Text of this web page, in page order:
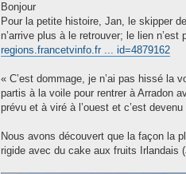
Bonjour
Pour la petite histoire, Jan, le skipper
n’arrive plus à le retrouver; le lien
regions.francetvinfo.fr ... id=4879162
« C’est dommage, je n’ai pas hissé la
partis à la voile pour rentrer à Arradon
prévu et à viré à l’ouest et c’est
Nous avons découvert que la façon la
rigide avec du cake aux fruits Irlandais